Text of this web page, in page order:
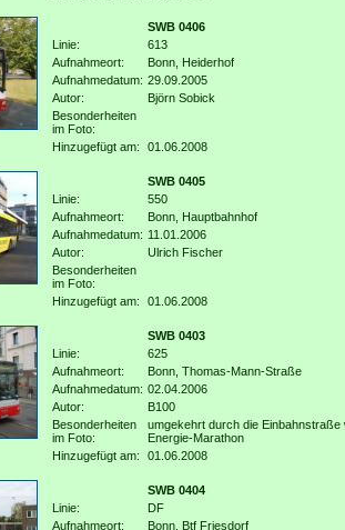
SWB 0406
Linie:
613
Aufnahmeort:
Bonn, Heiderhof
Aufnahmedatum: 29.09.2005
Autor:
Björn Sobick
Besonderheiten
im Foto:
Hinzugefügt am:
01.06.2008
SWB 0405
Linie:
550
Aufnahmeort:
Bonn, Hauptbahnhof
Aufnahmedatum: 11.01.2006
Autor:
Ulrich Fischer
Besonderheiten
im Foto:
Hinzugefügt am:
01.06.2008
SWB 0403
Linie:
625
Aufnahmeort:
Bonn, Thomas-Mann-Straße
Aufnahmedatum: 02.04.2006
Autor:
B100
Besonderheiten
im Foto:
umgekehrt durch die Einbahnstraße
Energie-Marathon
Hinzugefügt am:
01.06.2008
SWB 0404
Linie:
DF
Aufnahmeort:
Bonn, Btf Friesdorf